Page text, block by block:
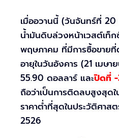
เมื่ออวานนี้ (วันจันทร์ที่
น้ำมันดิบล่วงหน้าเวสต์เท็
พฤษภาคม ที่มีการซื้อขายที่
อายุในวันอังคาร (21 เมษ
55.90 ดอลลาร์ และปิดที่ -
ถือว่าเป็นการติดลบสูงสุดใ
ราคาต่ำที่สุดในประวัติศา
2526